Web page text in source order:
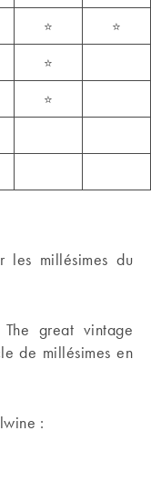
⭐ ⭐
⭐
⭐
les millésimes du
great vintage
de millésimes en
: